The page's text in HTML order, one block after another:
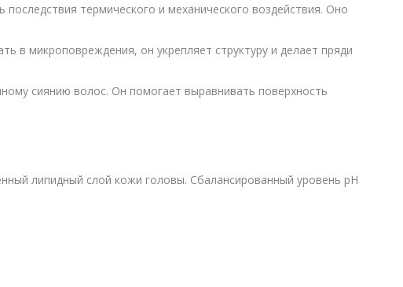
термического и механического воздействия. Оно
в микроповреждения, он укрепляет структуру и делает пряди
сиянию волос. Он помогает выравнивать поверхность
липидный слой кожи головы. Сбалансированный уровень pH